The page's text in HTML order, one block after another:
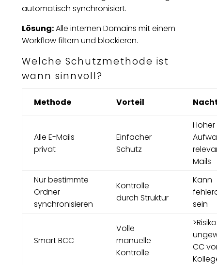
automatisch synchronisiert.
Lösung:Alle internen Domains mit einem
Workflow filtern und blockieren.
Welche Schutzmethode ist
wann sinnvoll?
Methode Vorteil
Alle E-Mails
privat
Einfacher
Schutz
Mails
Nur bestimmte
Ordner
synchronisieren
Kontrolle
durch Struktur
Kann
sein
Smart BCC
Volle
manuelle
Kontrolle
CC